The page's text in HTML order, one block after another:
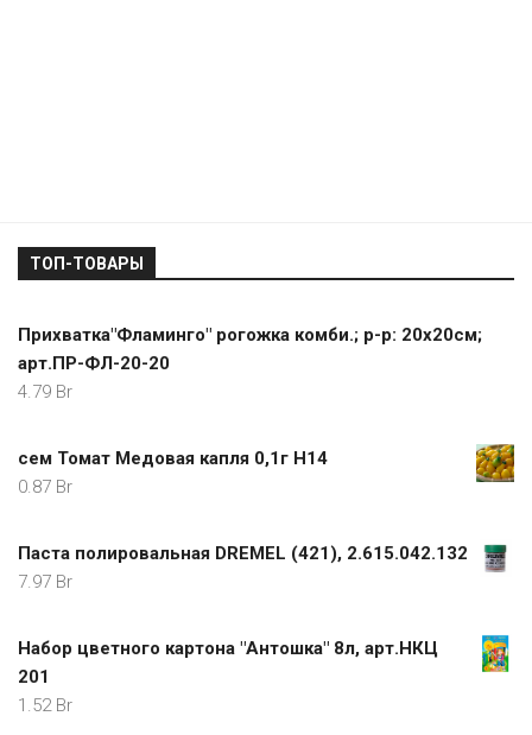
ТОП-ТОВАРЫ
Прихватка"Фламинго" рогожка комби.; р-р: 20х20см;
арт.ПР-ФЛ-20-20
4.79 Br
сем Томат Медовая капля 0,1г Н14
0.87 Br
Паста полировальная DREMEL (421), 2.615.042.132
7.97 Br
Набор цветного картона "Антошка" 8л, арт.НКЦ
201
1.52 Br